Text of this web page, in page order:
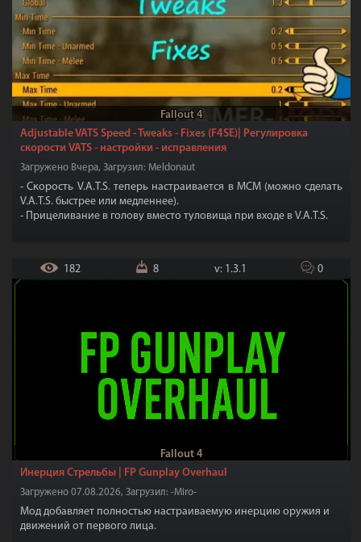
Fallout 4
Adjustable VATS Speed - Tweaks - Fixes (F4SE)| Регулировка
скорости VATS - настройки - исправления
Загружено Вчера, Загрузил: Meldonaut
- Скорость V.A.T.S. теперь настраивается в MCM (можно сделать
V.A.T.S. быстрее или медленнее).
- Прицеливание в голову вместо туловища при входе в V.A.T.S.
- Скорость перезарядки в V.A.T.S. теперь настраивается.
- И многое другое.
Fallout 4
182 8 v: 1.3.1 0
Инерция Стрельбы | FP Gunplay Overhaul
Загружено 07.08.2026, Загрузил: -Miro-
Мод добавляет полностью настраиваемую инерцию оружия и
движений от первого лица.